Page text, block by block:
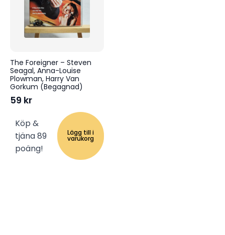
The Foreigner – Steven
Seagal, Anna-Louise
Plowman, Harry Van
Gorkum (Begagnad)
59 kr
Köp &
tjäna 89
poäng!
Lägg till i
varukorg